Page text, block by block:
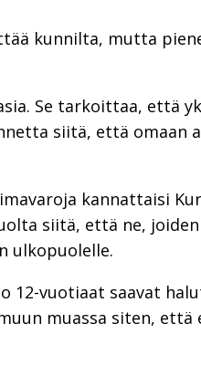
kunnilta, mutta
Se tarkoittaa, että
siitä, että omaan
kannattaisi
siitä, että ne,
ulkopuolelle.
12-vuotiaat saavat
muassa siten, että